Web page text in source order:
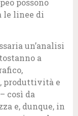
linee di
un’analisi
a
produttività e
così da
e, dunque, in